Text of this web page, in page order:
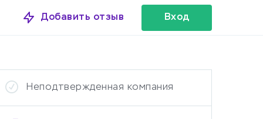
Добавить отзыв Вход
Неподтвержденная компания